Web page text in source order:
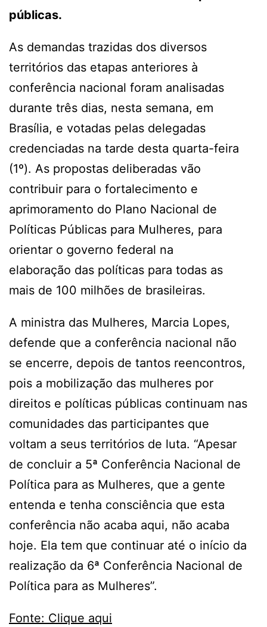
públicas.
As demandas trazidas dos diversos
territórios das etapas anteriores à
conferência nacional foram analisadas
durante três dias, nesta semana, em
Brasília, e votadas pelas delegadas
credenciadas na tarde desta quarta-feira
(1º). As propostas deliberadas vão
contribuir para o fortalecimento e
aprimoramento do Plano Nacional de
Políticas Públicas para Mulheres, para
orientar o governo federal na
elaboração das políticas para todas as
mais de 100 milhões de brasileiras.
A ministra das Mulheres, Marcia Lopes,
defende que a conferência nacional não
se encerre, depois de tantos reencontros,
pois a mobilização das mulheres por
direitos e políticas públicas continuam nas
comunidades das participantes que
voltam a seus territórios de luta. “Apesar
de concluir a 5ª Conferência Nacional de
Política para as Mulheres, que a gente
entenda e tenha consciência que esta
conferência não acaba aqui, não acaba
hoje. Ela tem que continuar até o início da
realização da 6ª Conferência Nacional de
Política para as Mulheres”.
Fonte: Clique aqui